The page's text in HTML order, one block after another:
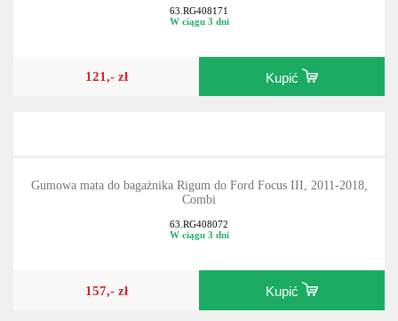
63.RG408171
W ciągu 3 dni
121,- zł Kupić
Gumowa mata do bagażnika Rigum do Ford Focus III, 2011-2018,
Combi
63.RG408072
W ciągu 3 dni
157,- zł Kupić